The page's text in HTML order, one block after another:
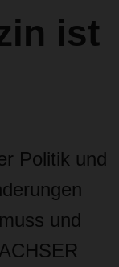
ist
Politik und
und